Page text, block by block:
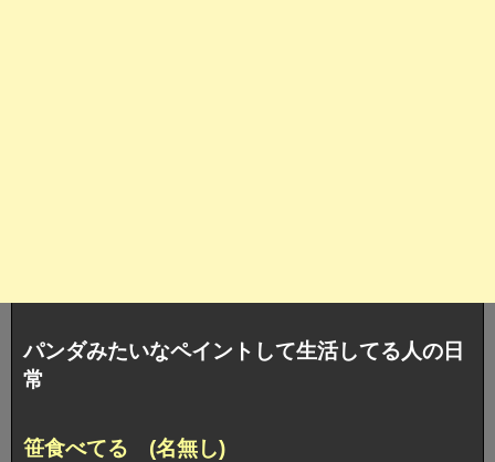
パンダみたいなペイントして生活してる人の日
常
笹食べてる (名無し)